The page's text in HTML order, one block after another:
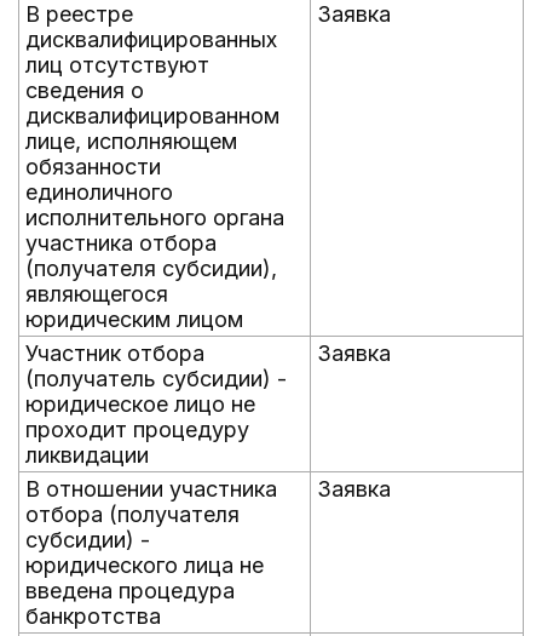
В реестре
дисквалифицированных
лиц отсутствуют
сведения о
дисквалифицированном
лице, исполняющем
обязанности
единоличного
исполнительного органа
участника отбора
(получателя субсидии),
являющегося
юридическим лицом
Заявка
Участник отбора
(получатель субсидии) -
юридическое лицо не
проходит процедуру
ликвидации
Заявка
В отношении участника
отбора (получателя
субсидии) -
юридического лица не
введена процедура
банкротства
Заявка